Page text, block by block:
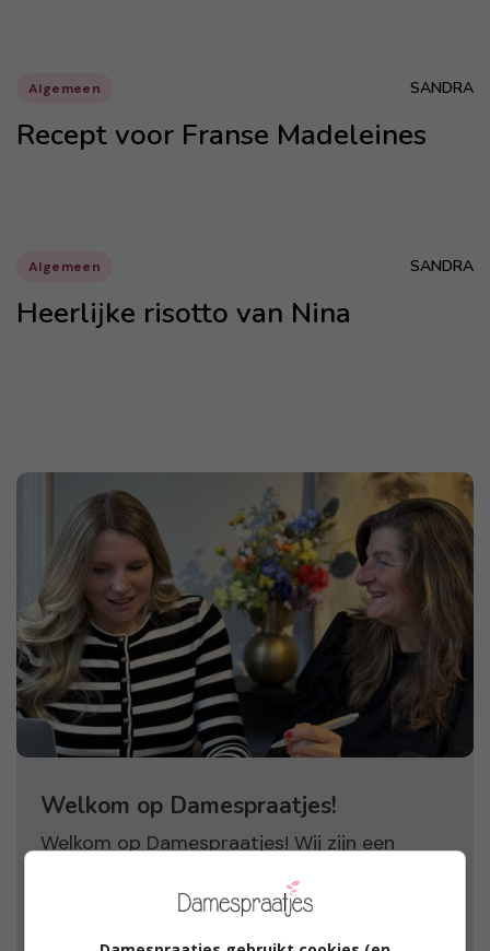
Algemeen SANDRA
Recept voor Franse Madeleines
Algemeen SANDRA
Heerlijke risotto van Nina
Welkom op Damespraatjes!
Welkom op Damespraatjes! Wij zijn een
online vrouwenmagazine dat dagelijks
duizenden vrouwen bereikt met mooie